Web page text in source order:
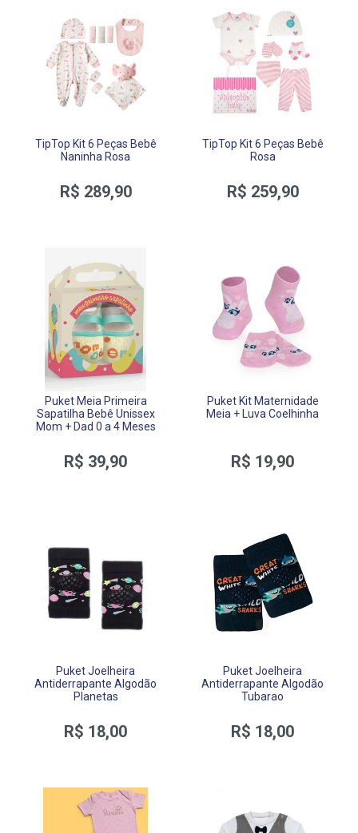
TipTop Kit 6 Peças Bebê
Naninha Rosa
R$ 289,90
TipTop Kit 6 Peças Bebê
Rosa
R$ 259,90
Puket Meia Primeira
Sapatilha Bebê Unissex
Mom + Dad 0 a 4 Meses
R$ 39,90
Puket Kit Maternidade
Meia + Luva Coelhinha
R$ 19,90
Puket Joelheira
Antiderrapante Algodão
Planetas
R$ 18,00
Puket Joelheira
Antiderrapante Algodão
Tubarao
R$ 18,00